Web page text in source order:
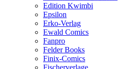
Edition Kwimbi
Epsilon
Erko-Verlag
Ewald Comics
Fanpro
Felder Books
Finix-Comics
Fischerverlage